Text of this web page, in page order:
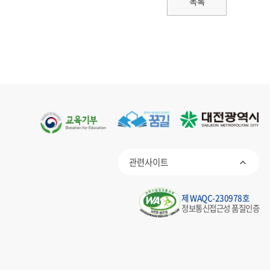
관련사이트
제 WAQC-230978호
정보통신접근성 품질인증